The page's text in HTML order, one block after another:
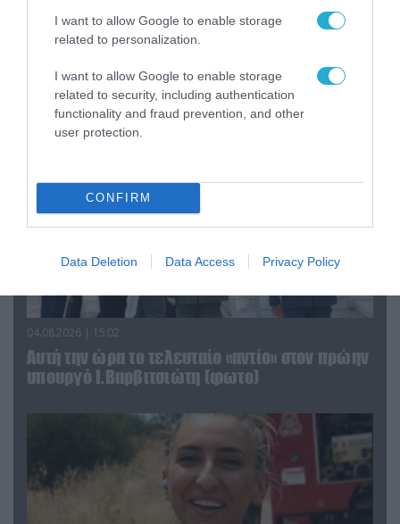
I want to allow Google to enable storage
related to personalization.
I want to allow Google to enable storage
related to security, including authentication
functionality and fraud prevention, and other
user protection.
CONFIRM
Data Deletion Data Access Privacy Policy
06.08.2026 | 09:03
«Οι εντελώς αθώοι»: Η ανάρτηση του Αρκά για
Αττικής (φωτο)
04.08.2026 | 15:02
Αυτή την ώρα το τελευταίο «αντίο» στον πρώην
υπουργό Ι.Βαρβιτσιώτη (φωτο)